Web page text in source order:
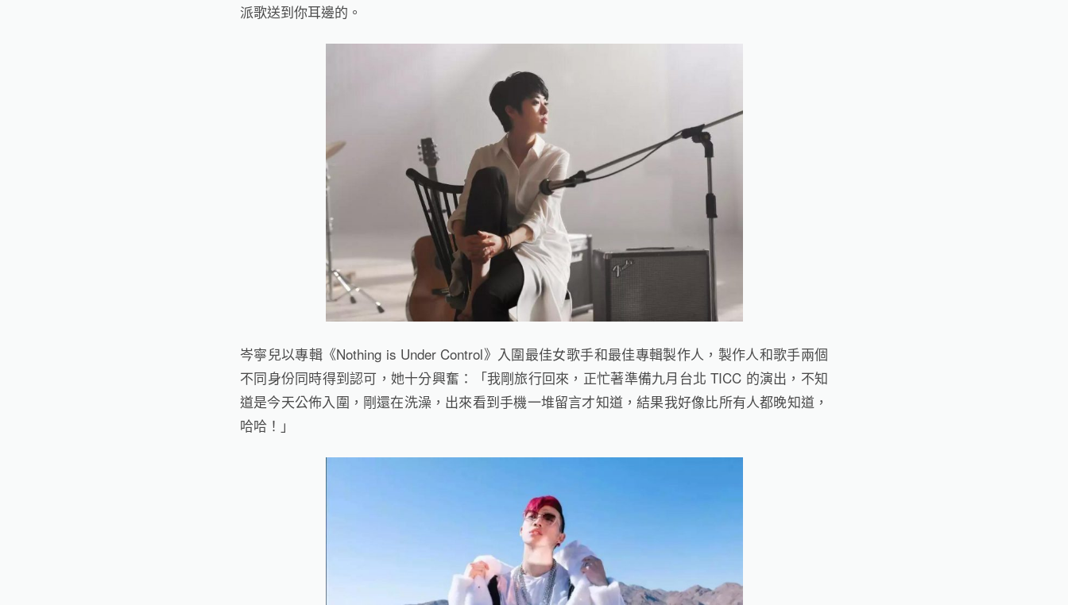
派歌送到你耳邊的。
岑寧兒以專輯《Nothing is Under Control》入圍最佳女歌手和最佳專輯製作人，製作人和歌手兩個
不同身份同時得到認可，她十分興奮：「我剛旅行回來，正忙著準備九月台北 TICC 的演出，不知
道是今天公佈入圍，剛還在洗澡，出來看到手機一堆留言才知道，結果我好像比所有人都晚知道，
哈哈！」